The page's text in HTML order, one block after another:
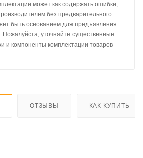
может как содержать ошибки,
без предварительного
быть основанием для предъявления
Пожалуйста, уточняйте существенные
и компоненты комплектации товаров
ОТЗЫВЫ КАК КУПИТЬ